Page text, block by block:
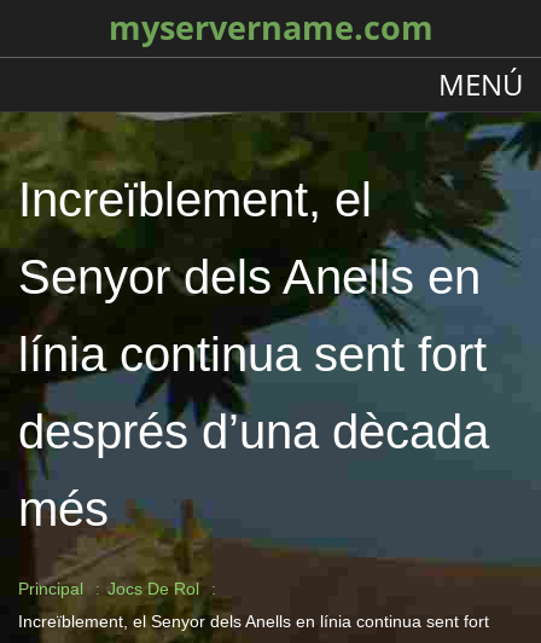
myservername.com
MENÚ
Increïblement, el
Senyor dels Anells en
línia continua sent fort
després d’una dècada
més
Principal
Jocs De Rol
Increïblement, el Senyor dels Anells en línia continua sent fort